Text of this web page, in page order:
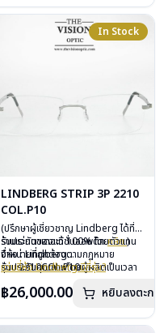
In Stock
LINDBERG STRIP 3P 2210
COL.P10
(ปรึกษาผู้เชี่ยวชาญ Lindberg ได้ที่
ร้านแว่นตาเดอะวิชั่นออพติคคลิก)
รับประกันของแท้ 100% โดยตัวแทน
จำหน่ายที่ถูกต้องตามกฏหมาย
รับประกันคุณภาพโดยผู้ผลิตเป็นเวลา
ฟรีอะไหล่ ซิลิโคนจมูก และยางหุ้มขา
ฟรีสลักชื่อบนขาแว่นได้สูงสุด 27 ตัว
ยี่ห้อ : Lindberg
รุ่น : 2210COL.P10
เลนส์ : Demo Lens
น้ำหนัก : 14 กรัม
แว่นยี่ห้อ Lindberg มีกี่รุ่น?
฿26,000.00 หยิบลงตะกร้า